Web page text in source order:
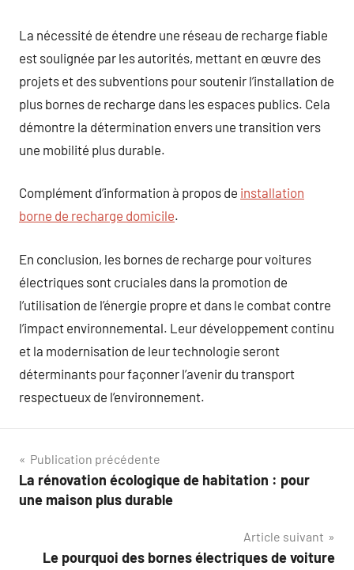
La nécessité de étendre une réseau de recharge fiable
est soulignée par les autorités, mettant en œuvre des
projets et des subventions pour soutenir l’installation de
plus bornes de recharge dans les espaces publics. Cela
démontre la détermination envers une transition vers
une mobilité plus durable.
Complément d’information à propos de installation
borne de recharge domicile.
En conclusion, les bornes de recharge pour voitures
électriques sont cruciales dans la promotion de
l’utilisation de l’énergie propre et dans le combat contre
l’impact environnemental. Leur développement continu
et la modernisation de leur technologie seront
déterminants pour façonner l’avenir du transport
respectueux de l’environnement.
Navigation
de
Publication précédente
La rénovation écologique de habitation : pour
une maison plus durable
Article suivant
Le pourquoi des bornes électriques de voiture